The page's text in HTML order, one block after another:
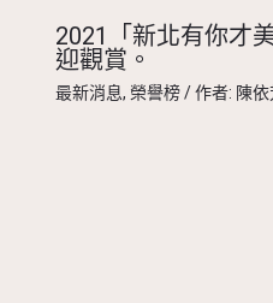
2021「新北有你才
迎觀賞。
最新消息, 榮譽榜/ 作者: 陳